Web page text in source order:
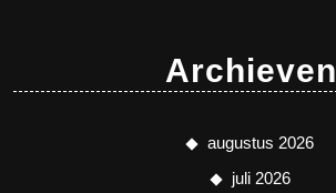
Archieven
augustus 2026
juli 2026